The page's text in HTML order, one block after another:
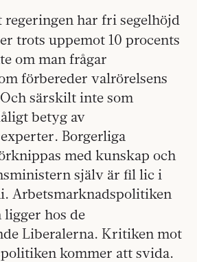
regeringen har fri segelhöjd
trots uppemot 10 procents
om man frågar
förbereder valrörelsens
särskilt inte som
betyg av
Borgerliga
med kunskap och
själv är fil lic i
Arbetsmarknadspolitiken
hos de
Liberalerna. Kritiken mot
kommer att svida.